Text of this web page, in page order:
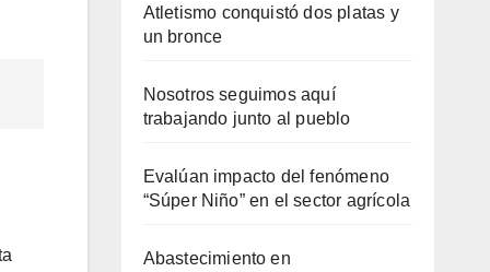
Atletismo conquistó dos platas y
un bronce
Nosotros seguimos aquí
trabajando junto al pueblo
Evalúan impacto del fenómeno
“Súper Niño” en el sector agrícola
Abastecimiento en